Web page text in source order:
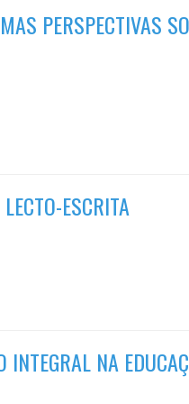
PERSPECTIVAS
ESCRITA
NA